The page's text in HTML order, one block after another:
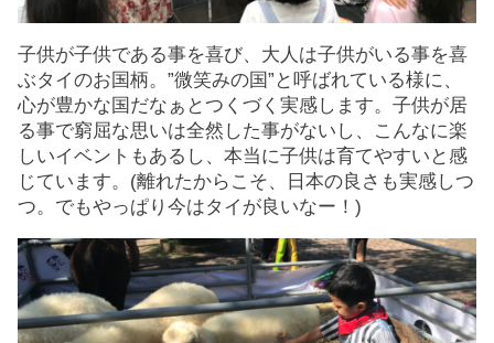
子供が子供である事を喜び、大人は子供がいる事を喜
ぶタイのお国柄。”微笑みの国”と呼ばれている様に、
心が豊かな国だなぁとつくづく実感します。子供が居
る事で窮屈な思いは全然した事がないし、こんなに楽
しいイベントもあるし、本当に子供は育てやすいと感
じています。(離れたからこそ、日本の良さも実感しつ
つ。でもやっぱり今はタイが良いなー！)